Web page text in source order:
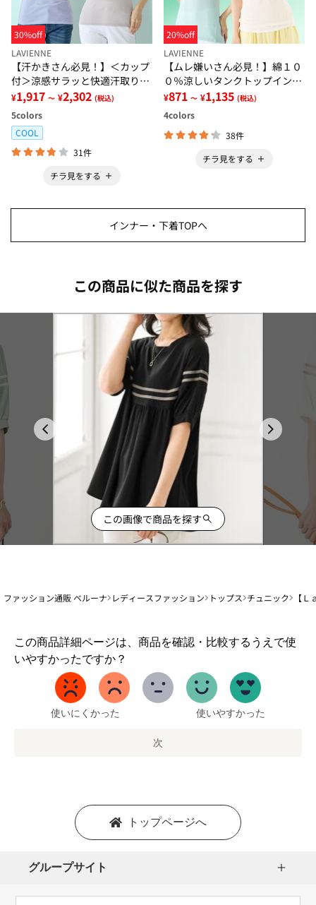
30%off
LAVIENNE
【汗かきさん必見！】＜カップ
付＞涼感サラッと快適汗取りタ
ンクトップインナー＜さらりラ
ボ＞
¥1,917 ～ ¥2,302 (税込)
5colors
COOL
31件
チラ見をする
20%off
LAVIENNE
【ムレ嫌いさん必見！】綿１０
０％涼しいタンクトップインナ
ー＜さらりラボ＞
¥871 ～ ¥1,135 (税込)
4colors
38件
チラ見をする
インナー・下着TOPへ
この商品に似た商品を探す
この画像で商品を探す
ファッション通販 ベルーナ レディースファッション トップス チュニック 【
この商品詳細ページは、商品を確認・比較するうえで使
いやすかったですか？
1
か
使いにくかった 使いやすかった
次
トップページへ
グループサイト